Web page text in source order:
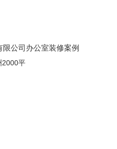
公司办公室装修案例
2000平